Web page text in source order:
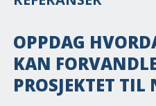
OPPDAG
KAN
PROSJEKTET TIL